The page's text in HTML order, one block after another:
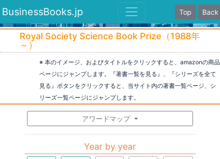
BusinessBooks.jp Top Back
Royal Society Science Book Prize（1988年
～）
※ 本のイメージ、およびタイトルをクリックすると、amazonの商品
ページにジャンプします。『著書一覧を見る』、『シリーズを全て
見る』ボタンをクリックすると、当サイト内の著書一覧ページ、シ
リーズ一覧ページにジャンプします。
アワードマップ
Year by year